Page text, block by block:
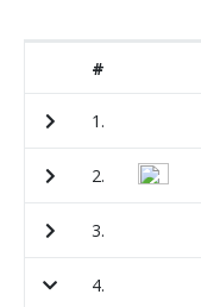
#
1.
2.
3.
4.